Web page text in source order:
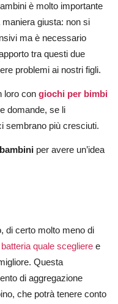
è molto importante
giusta: non si
ma è necessario
tra questi due
problemi ai nostri figli.
loro con giochi per bimbi
domande, se li
sembrano più cresciuti.
per avere un’idea
di certo molto meno di
quale scegliere e
Questa
di aggregazione
che potrà tenere conto